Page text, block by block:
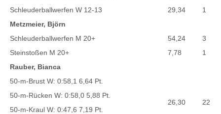
Schleuderballwerfen W 12-13
29,34
1
Metzmeier, Björn
Schleuderballwerfen M 20+
54,24
3
Steinstoßen M 20+
7,78
1
Rauber, Bianca
50-m-Brust W: 0:58,1 6,64 Pt.
50-m-Rücken W: 0:58,0 5,88 Pt.
50-m-Kraul W: 0:47,6 7,19 Pt.
26,30 22